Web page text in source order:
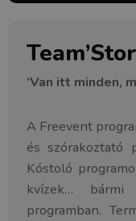
‘Van itt minden,
A Freevent
és szórakoztató
Kóstoló
kvízek…
programban.